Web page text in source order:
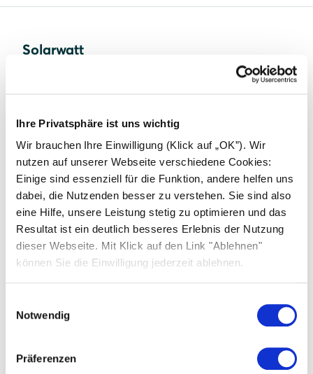
Ihre Privatsphäre ist uns wichtig
Wir brauchen Ihre Einwilligung (Klick auf „OK”). Wir
nutzen auf unserer Webseite verschiedene Cookies:
Einige sind essenziell für die Funktion, andere helfen uns
dabei, die Nutzenden besser zu verstehen. Sie sind also
eine Hilfe, unsere Leistung stetig zu optimieren und das
Resultat ist ein deutlich besseres Erlebnis der Nutzung
dieser Webseite. Mit Klick auf den Link "Ablehnen"
können Sie die Einwilligung jederzeit ablehnen.
Notwendig
Präferenzen
Solarwatt
FAQs
Inspiration stories
Careers
Contact us
Media centre